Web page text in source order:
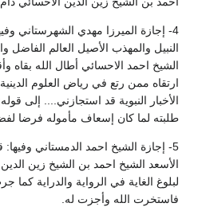
4- إجازة الميرزا مهدي الشهرستاني
النبيل والمهذب الأصيل العالم الفاضل
الشيخ احمد الاحسائي أطال الله بقاه
ارتقاه ممن رتع في رياض العلوم
الأخبار النبوية قد استجازني.... إلى
طلبته لما كان إسعاف مأموله فرضا
5- إجازة الشيخ احمد الدمستاني وفيها:
الأسعد الشيخ احمد بن الشيخ زين
لبلوغ الغاية في الرواية والدراية
فاستخرت الله وأجزت له.